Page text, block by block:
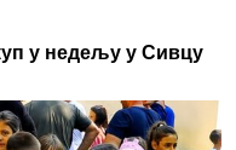
у недељу у Сивцу